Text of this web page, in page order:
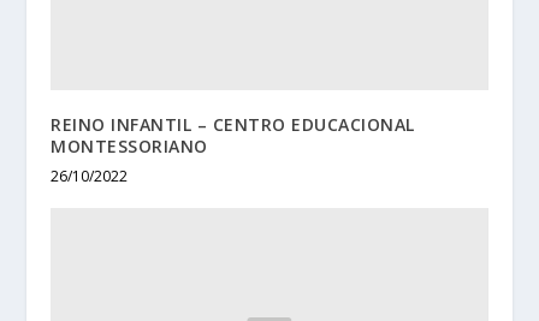
REINO INFANTIL – CENTRO EDUCACIONAL
MONTESSORIANO
26/10/2022